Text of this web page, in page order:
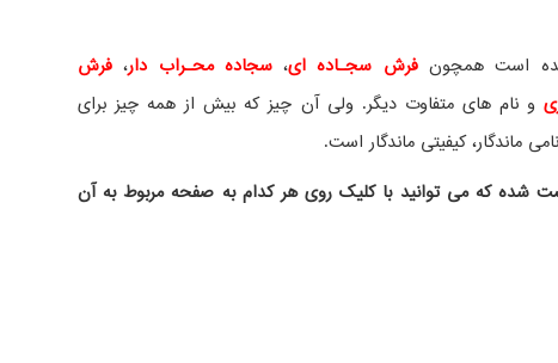
شده است همچونفرش سجـاده ای، سجاده محـراب دار، فرش
و نام های متفاوت دیگر. ولی آن چیز که بیش از همه چیز برای
ماندگار، کیفیتی ماندگار است.
شده که می توانید با کلیک روی هر کدام به صفحه مربوط به آن